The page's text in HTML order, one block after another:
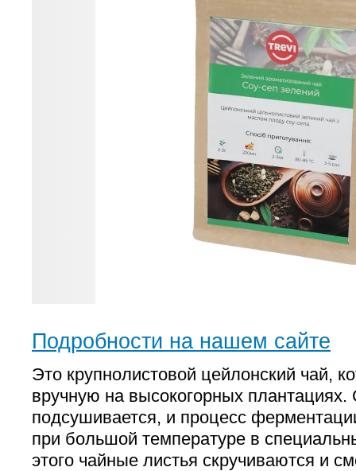
Подробности на нашем сайте
Это крупнолистовой цейлонский чай,
вручную на высокогорных
подсушивается, и процесс
при большой температуре в
этого чайные листья скручиваются и